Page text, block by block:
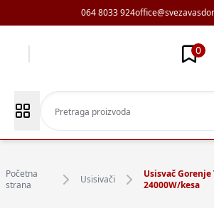
064 8033 924
0
Početna
strana
Usisivači
Usisvač Gorenje
24000W/kesa